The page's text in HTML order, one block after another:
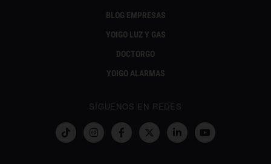
BLOG EMPRESAS
YOIGO LUZ Y GAS
DOCTORGO
YOIGO ALARMAS
SÍGUENOS EN REDES